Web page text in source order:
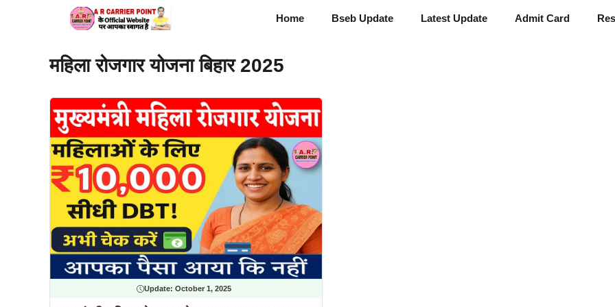
Home Bseb Update Latest Update Admit Card
महिला रोजगार योजना बिहार 2025
Update:October 1, 2025